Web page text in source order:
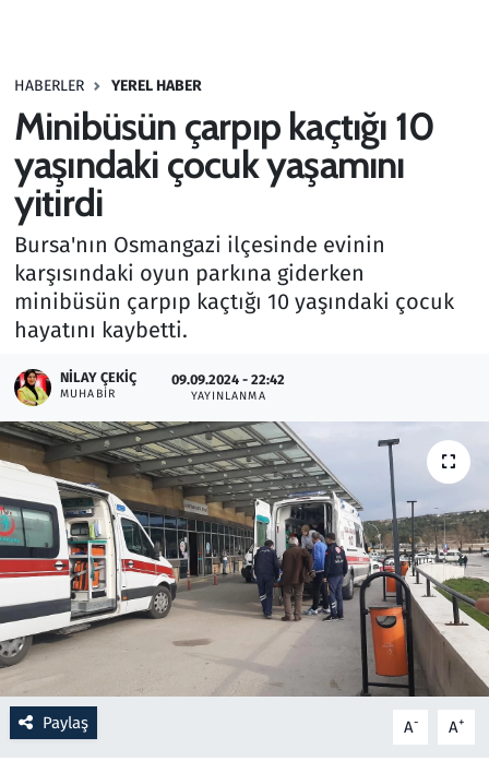
HABERLER YEREL HABER
Minibüsün çarpıp kaçtığı 10
yaşındaki çocuk yaşamını
yitirdi
Bursa'nın Osmangazi ilçesinde evinin
karşısındaki oyun parkına giderken
minibüsün çarpıp kaçtığı 10 yaşındaki çocuk
hayatını kaybetti.
NILAY ÇEKIÇ
MUHABIR
09.09.2024 - 22:42
YAYINLANMA
Paylaş A- A+
Haber
Kültür Sanat
Kurumsal Haberler
Lezzet Durağı
Memur ve Kamu
Otomobil
Oyun
Ramazan
Resmi İlanlar
Rüya Tabirleri
Sağlık
Savunma Sanayi